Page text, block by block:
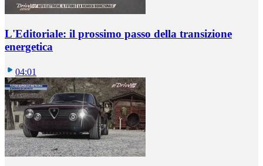
L'Editoriale: il prossimo passo della transizione
energetica
04:01